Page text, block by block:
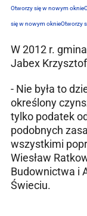
Otworzy się w nowym oknie
się w nowym oknieOtworzy
W 2012 r.
Jabex
- Nie była to
określony
tylko podatek
podobnych
wszystkimi
Wiesław
Budownictwa i
Świeciu.